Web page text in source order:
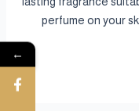
perfume on your
←